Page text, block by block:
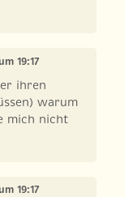
19:17
ihren
warum
mich nicht
19:17